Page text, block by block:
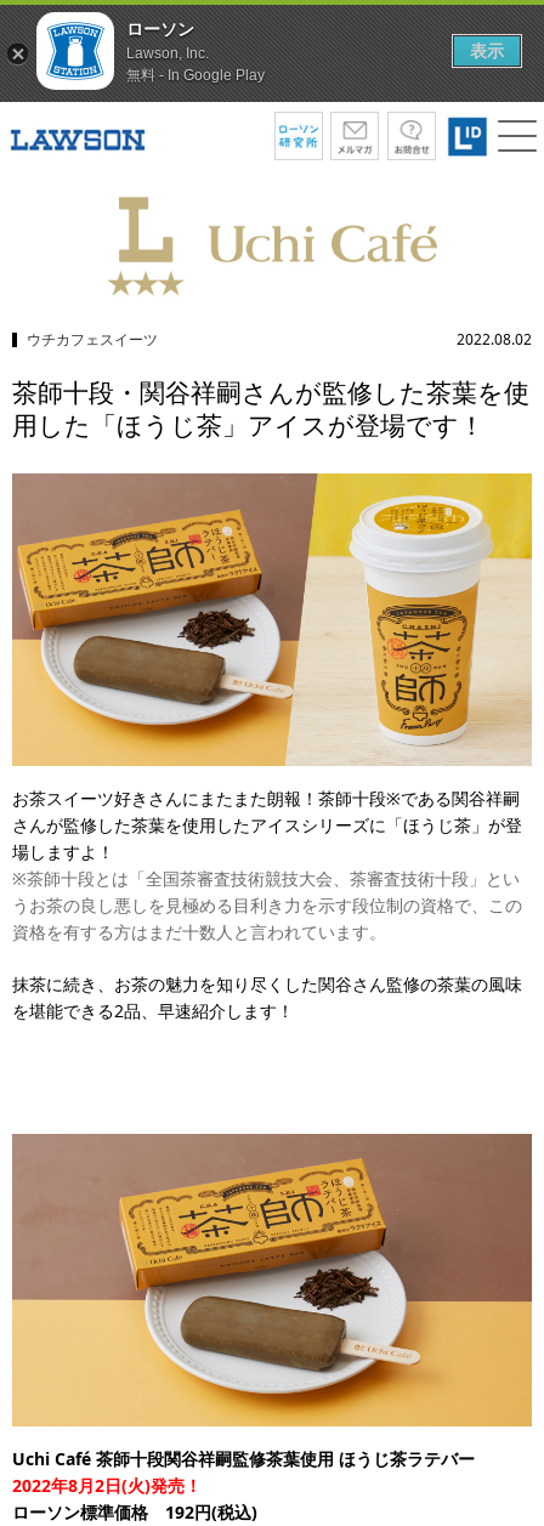
ウチカフェスイーツ 2022.08.02
茶師十段・関谷祥嗣さんが監修した茶葉を使
用した「ほうじ茶」アイスが登場です！
お茶スイーツ好きさんにまたまた朗報！茶師十段※である関谷祥嗣
さんが監修した茶葉を使用したアイスシリーズに「ほうじ茶」が登
場しますよ！
※茶師十段とは「全国茶審査技術競技大会、茶審査技術十段」とい
うお茶の良し悪しを見極める目利き力を示す段位制の資格で、この
資格を有する方はまだ十数人と言われています。
抹茶に続き、お茶の魅力を知り尽くした関谷さん監修の茶葉の風味
を堪能できる2品、早速紹介します！
Uchi Café 茶師十段関谷祥嗣監修茶葉使用 ほうじ茶ラテバー
2022年8月2日(火)発売！
ローソン標準価格 192円(税込)
ローソン
Lawson, Inc.
無料 - In Google Play
表示